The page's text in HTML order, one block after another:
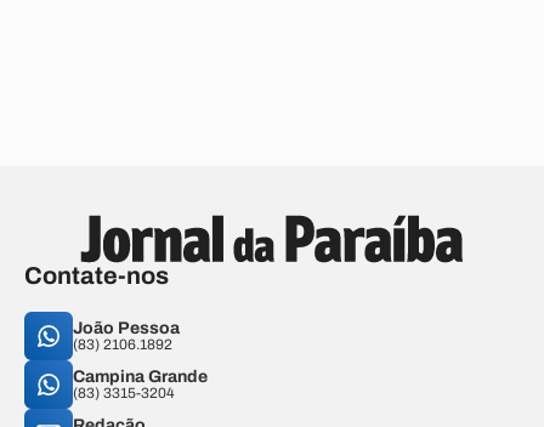
Contate-nos
João Pessoa
(83) 2106.1892
Campina Grande
(83) 3315-3204